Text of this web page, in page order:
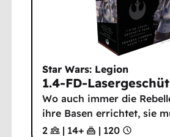
Star Wars: Legion
1.4-FD-
Wo auch immer die
ihre Basen errichtet, sie
2
| 14+ | 120